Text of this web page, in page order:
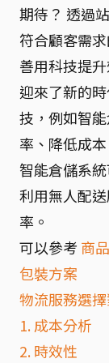
期待？ 透過
符合顧客需
善用科技提
迎來了新的
技，例如智
率、降低成
智能倉儲系
利用無人配
率。
可以參考 商
包裝方案
物流服務選
1. 成本分析
2. 時效性